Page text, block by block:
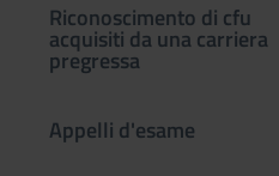
Riconoscimento di cfu
acquisiti da una carriera
pregressa
Appelli d'esame